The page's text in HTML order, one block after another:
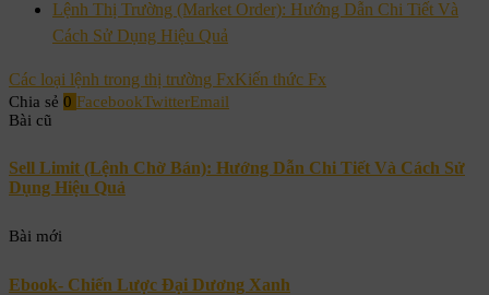
Lệnh Thị Trường (Market Order): Hướng Dẫn Chi Tiết Và
Cách Sử Dụng Hiệu Quả
Các loại lệnh trong thị trường FxKiến thức Fx
Chia sẻ 0 FacebookTwitterEmail
Bài cũ
Sell Limit (Lệnh Chờ Bán): Hướng Dẫn Chi Tiết Và Cách Sử
Dụng Hiệu Quả
Bài mới
Ebook- Chiến Lược Đại Dương Xanh